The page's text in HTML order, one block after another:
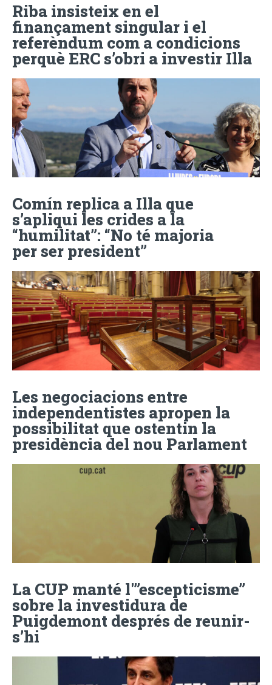
Riba insisteix en el
finançament singular i el
referèndum com a condicions
perquè ERC s’obri a investir Illa
Comín replica a Illa que
s’apliqui les crides a la
“humilitat”: “No té majoria
per ser president”
Les negociacions entre
independentistes apropen la
possibilitat que ostentin la
presidència del nou Parlament
La CUP manté l'”escepticisme”
sobre la investidura de
Puigdemont després de reunir-
s’hi